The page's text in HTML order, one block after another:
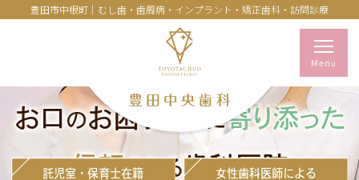
豊田市中根町｜むし歯・歯周病・インプラント・矯正歯科・訪問診療
お口のお困りごと に寄り添った
信頼される歯科医院
託児室・保育士在籍
女性歯科医師による